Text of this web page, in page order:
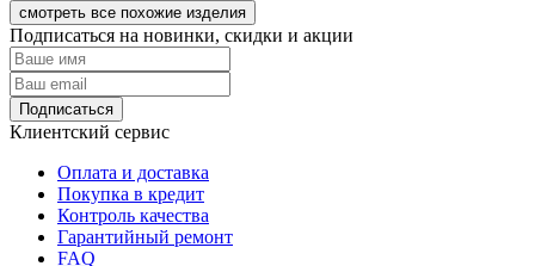
смотреть все похожие изделия
Подписаться на новинки, скидки и акции
Подписаться
Клиентский сервис
Оплата и доставка
Покупка в кредит
Контроль качества
Гарантийный ремонт
FAQ